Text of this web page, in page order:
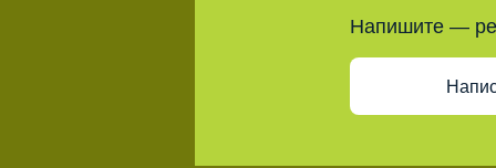
Напишите —